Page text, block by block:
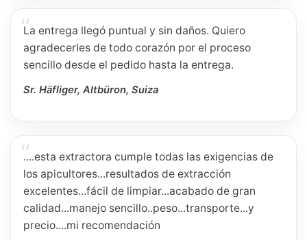
La entrega llegó puntual y sin daños. Quiero
agradecerles de todo corazón por el proceso
sencillo desde el pedido hasta la entrega.
Sr. Häfliger, Altbüron, Suiza
....esta extractora cumple todas las exigencias de
los apicultores...resultados de extracción
excelentes...fácil de limpiar...acabado de gran
calidad...manejo sencillo..peso...transporte...y
precio....mi recomendación